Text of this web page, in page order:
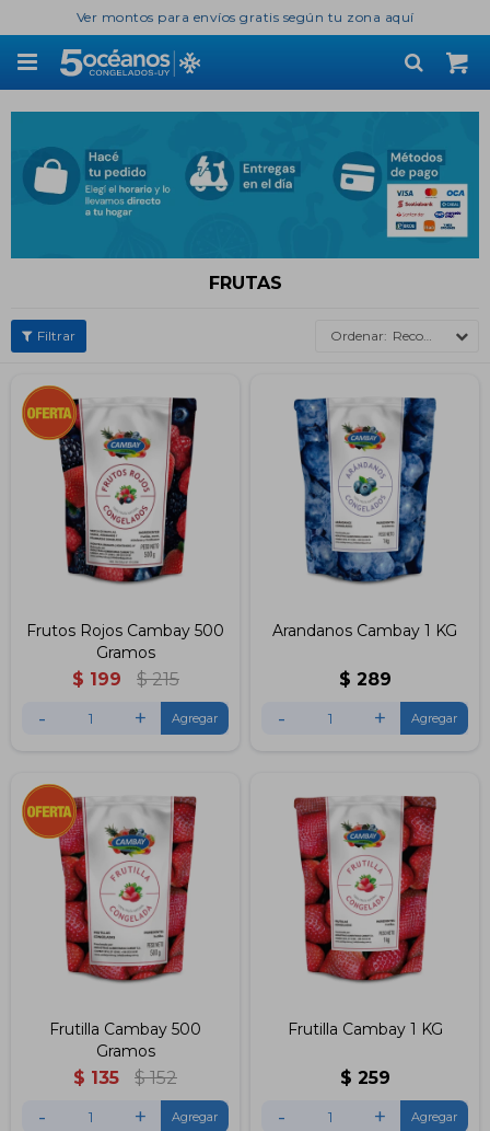
Ver montos para envíos gratis según tu zona aquí

FRUTAS
Recomendados
Frutos Rojos Cambay 500
Gramos
$ 199 $ 215
- +
Arandanos Cambay 1 KG
$ 289
- +
Frutilla Cambay 500
Gramos
$ 135 $ 152
- +
Frutilla Cambay 1 KG
$ 259
- +